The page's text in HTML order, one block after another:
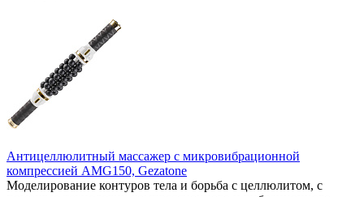
Антицеллюлитный массажер с микровибрационной
компрессией AMG150, Gezatone
Моделирование контуров тела и борьба с целлюлитом, с